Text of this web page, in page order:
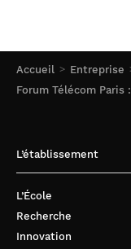
Accueil Entreprise
Forum Télécom
L’établissement
L’École
Recherche
Innovation